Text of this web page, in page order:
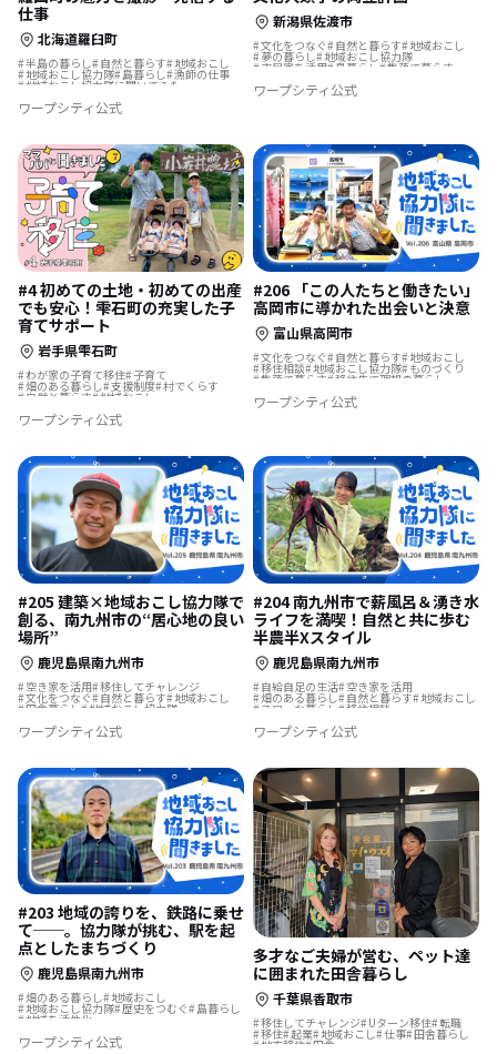
仕事
北海道羅臼町
半島の暮らし 自然と暮らす 地域おこし
地域おこし協力隊 島暮らし 漁師の仕事
地域おこし協力隊に聞いてみた
ワープシティ公式
新潟県佐渡市
文化をつなぐ 自然と暮らす 地域おこし
夢の暮らし 地域おこし協力隊
古民家を活用 島暮らし 集落で暮らす
ワープシティ公式
#4 初めての土地・初めての出産
でも安心！雫石町の充実した子
育てサポート
岩手県雫石町
わが家の子育て移住 子育て
畑のある暮らし 支援制度 村でくらす
自然と暮らす 地域おこし
子育て移住
リノベーション・リフォームして
ワープシティ公式
#206 「この人たちと働きたい」
高岡市に導かれた出会いと決意
富山県高岡市
文化をつなぐ 自然と暮らす 地域おこし
移住相談 地域おこし協力隊 ものづくり
集落で暮らす 移住先で理想の暮らし
ワープシティ公式
#205 建築×地域おこし協力隊で
創る、南九州市の“居心地の良い
場所”
鹿児島県南九州市
空き家を活用 移住してチャレンジ
文化をつなぐ 自然と暮らす 地域おこし
田舎暮らし 地域おこし協力隊
地域おこし協力隊に聞いてみた
ワープシティ公式
#204 南九州市で薪風呂＆湧き水
ライフを満喫！自然と共に歩む
半農半Xスタイル
鹿児島県南九州市
自給自足の生活 空き家を活用
畑のある暮らし 自然と暮らす 地域おこし
スローな暮らし 移住相談
地域おこし協力隊に聞いてみた
ワープシティ公式
#203 地域の誇りを、鉄路に乗せ
て──。協力隊が挑む、駅を起
点としたまちづくり
鹿児島県南九州市
畑のある暮らし 地域おこし
地域おこし協力隊 歴史をつむぐ 島暮らし
地域を活性化
ワープシティ公式
多才なご夫婦が営む、ペット達
に囲まれた田舎暮らし
千葉県香取市
移住してチャレンジ Uターン移住 転職
移住 起業 地域おこし 仕事 田舎暮らし
地方移住 田舎